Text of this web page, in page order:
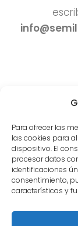
Para ofrecer las
las cookies para
dispositivo. El
procesar datos
identificaciones
consentimiento,
características y
Todos
Funciona